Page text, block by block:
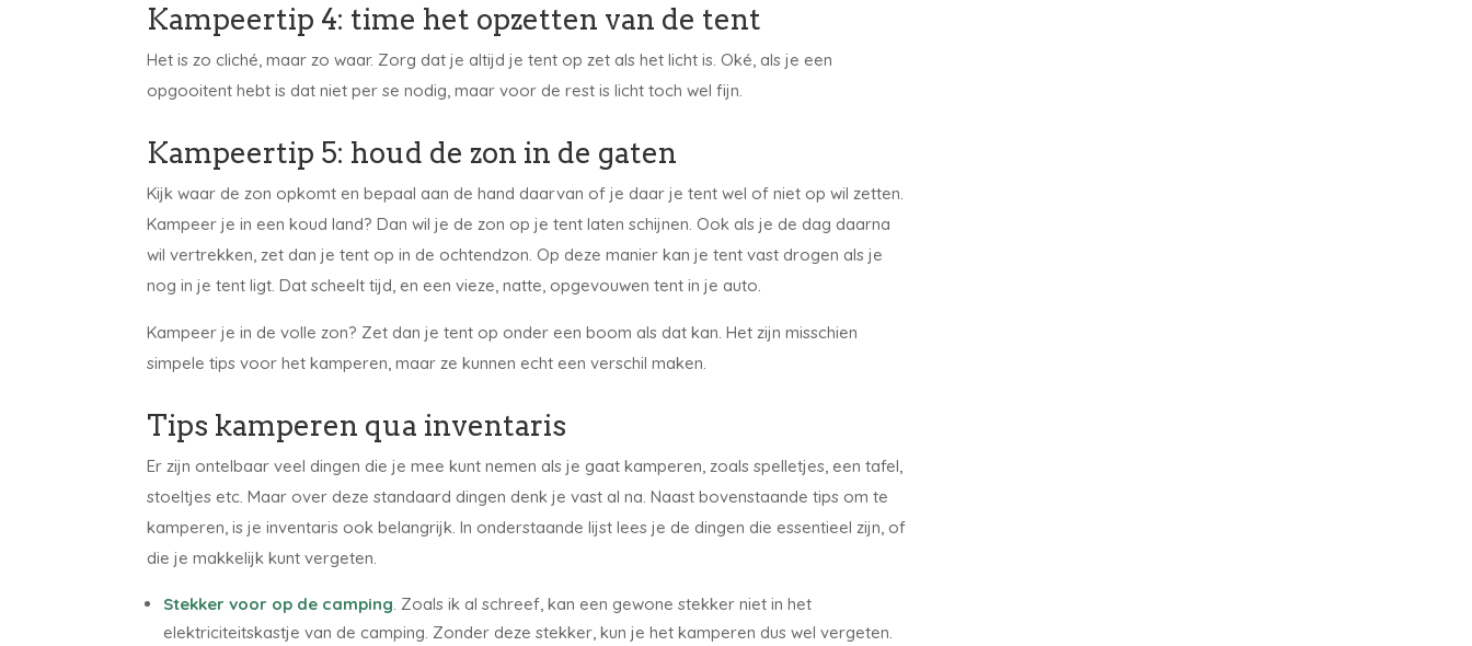
Kampeertip 4: time het opzetten van de tent
Het is zo cliché, maar zo waar. Zorg dat je altijd je tent op zet als het licht is. Oké, als je een
opgooitent hebt is dat niet per se nodig, maar voor de rest is licht toch wel fijn.
Kampeertip 5: houd de zon in de gaten
Kijk waar de zon opkomt en bepaal aan de hand daarvan of je daar je tent wel of niet op wil zetten.
Kampeer je in een koud land? Dan wil je de zon op je tent laten schijnen. Ook als je de dag daarna
wil vertrekken, zet dan je tent op in de ochtendzon. Op deze manier kan je tent vast drogen als je
nog in je tent ligt. Dat scheelt tijd, en een vieze, natte, opgevouwen tent in je auto.
Kampeer je in de volle zon? Zet dan je tent op onder een boom als dat kan. Het zijn misschien
simpele tips voor het kamperen, maar ze kunnen echt een verschil maken.
Tips kamperen qua inventaris
Er zijn ontelbaar veel dingen die je mee kunt nemen als je gaat kamperen, zoals spelletjes, een tafel,
stoeltjes etc. Maar over deze standaard dingen denk je vast al na. Naast bovenstaande tips om te
kamperen, is je inventaris ook belangrijk. In onderstaande lijst lees je de dingen die essentieel zijn, of
die je makkelijk kunt vergeten.
Stekker voor op de camping . Zoals ik al schreef, kan een gewone stekker niet in het
elektriciteitskastje van de camping. Zonder deze stekker, kun je het kamperen dus wel vergeten.